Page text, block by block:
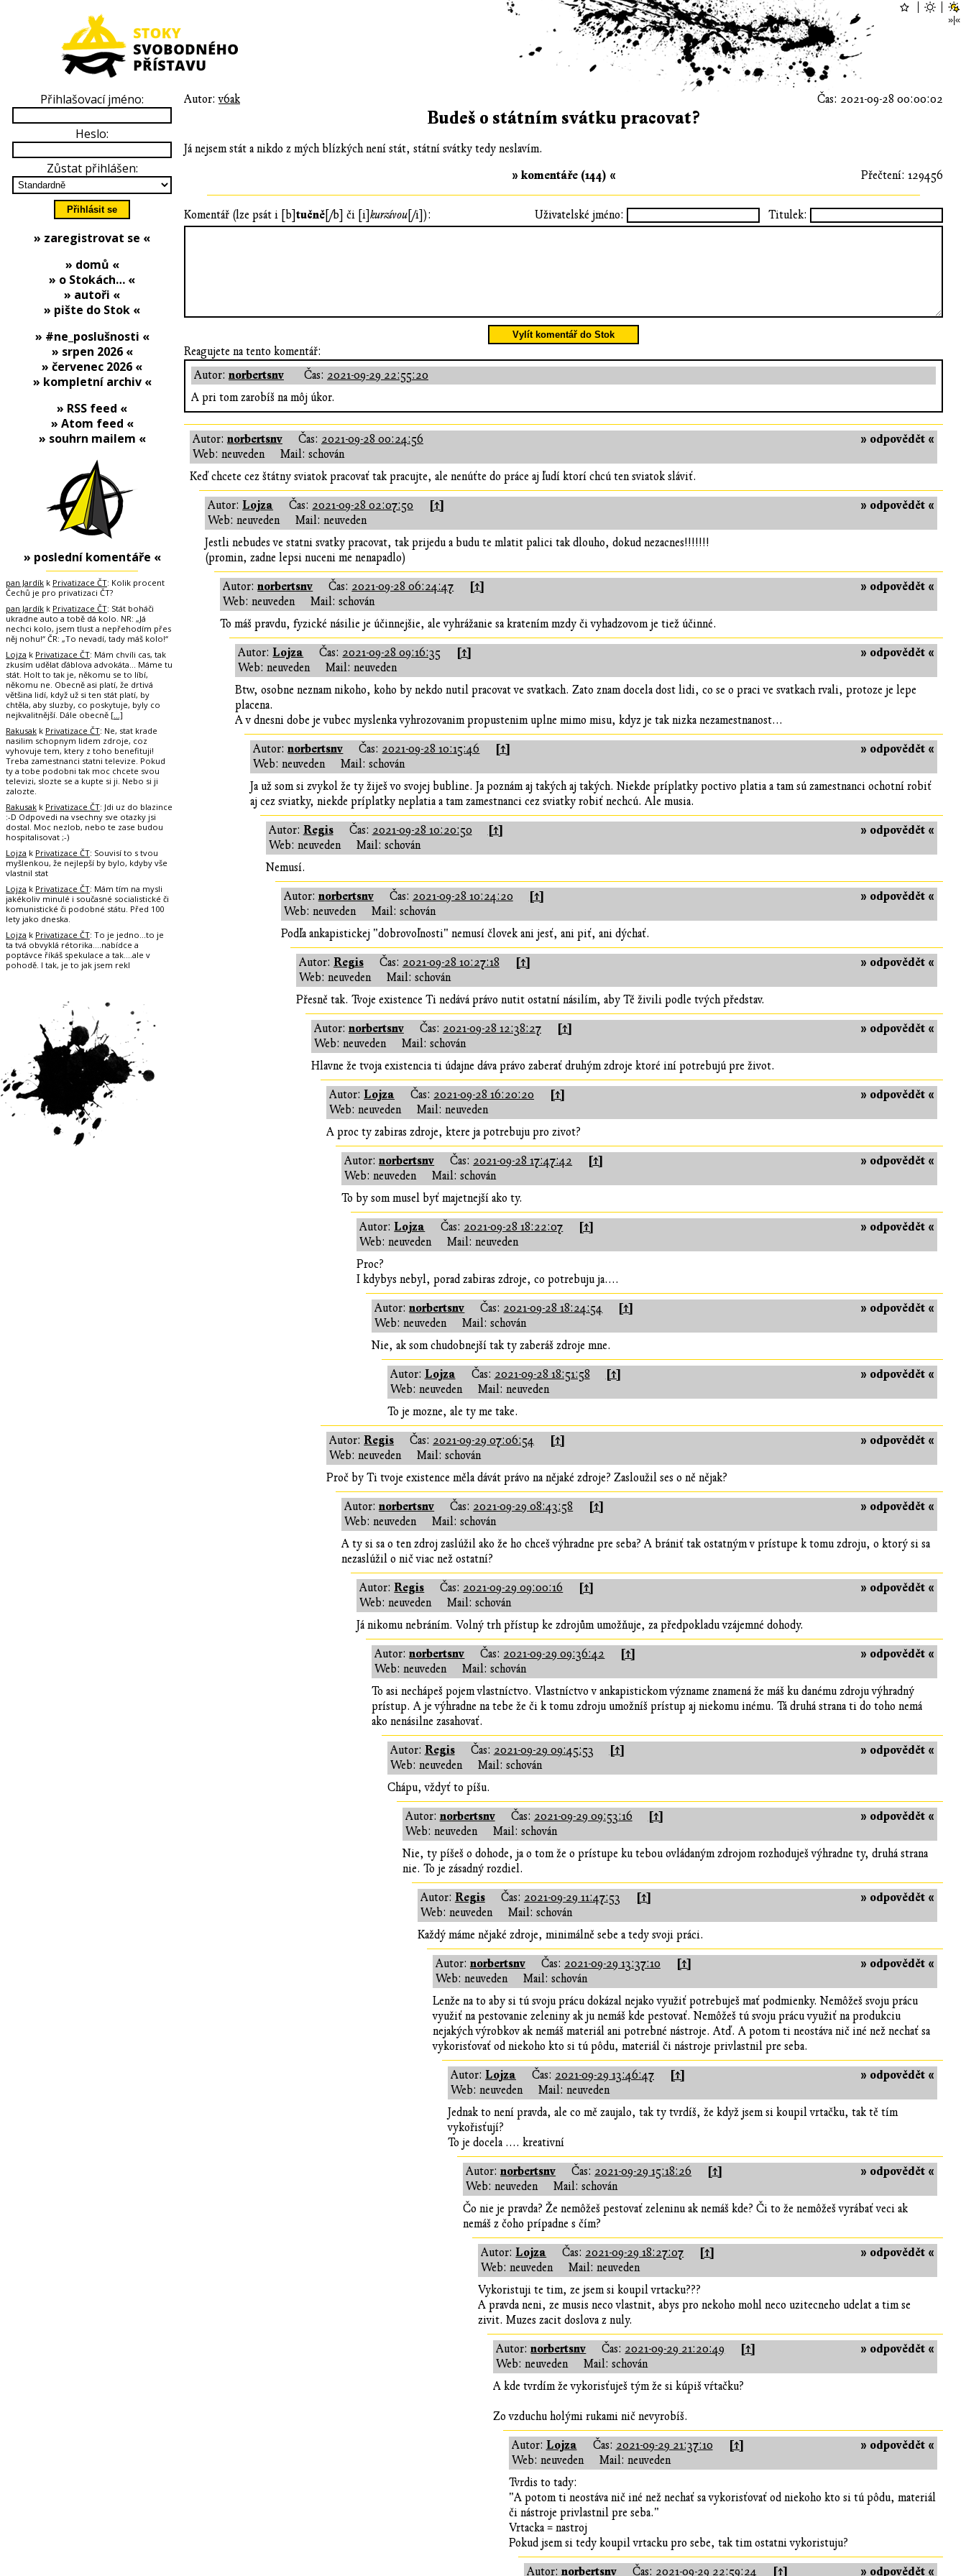
Autor:v6ak Čas: 2021-09-28 00:00:02
Budeš o státním svátku pracovat?
Já nejsem stát a nikdo z mých blízkých není stát, státní svátky tedy neslavím.
Přečtení: 129456
» komentáře (144) «
Uživatelské jméno: Titulek:
Komentář (lze psát i [b] tučně [/b] či [i] kurzívou [/i]):
Vylít komentář do Stok
Reagujete na tento komentář:
Autor:norbertsnv Čas: 2021-09-29 22:55:20
A pri tom zarobíš na môj úkor.
» odpovědět «
Autor:norbertsnv Čas: 2021-09-28 00:24:56
Web: neuveden
Mail: schován
Keď chcete cez štátny sviatok pracovať tak pracujte, ale nenúťte do práce aj ľudí ktorí chcú ten sviatok sláviť.
» odpovědět «
Autor:Lojza Čas: 2021-09-28 02:07:50 [↑]
Web: neuveden
Mail: neuveden
Jestli nebudes ve statni svatky pracovat, tak prijedu a budu te mlatit palici tak dlouho, dokud nezacnes!!!!!!!
(promin, zadne lepsi nuceni me nenapadlo)
» odpovědět «
Autor:norbertsnv Čas: 2021-09-28 06:24:47 [↑]
Web: neuveden
Mail: schován
To máš pravdu, fyzické násilie je účinnejšie, ale vyhrážanie sa kratením mzdy či vyhadzovom je tiež účinné.
» odpovědět «
Autor:Lojza Čas: 2021-09-28 09:16:35 [↑]
Web: neuveden
Mail: neuveden
Btw, osobne neznam nikoho, koho by nekdo nutil pracovat ve svatkach. Zato znam docela dost lidi, co se o praci ve svatkach rvali, protoze je lepe
placena.
A v dnesni dobe je vubec myslenka vyhrozovanim propustenim uplne mimo misu, kdyz je tak nizka nezamestnanost...
» odpovědět «
Autor:norbertsnv Čas: 2021-09-28 10:15:46 [↑]
Web: neuveden
Mail: schován
Ja už som si zvykol že ty žiješ vo svojej bubline. Ja poznám aj takých aj takých. Niekde príplatky poctivo platia a tam sú zamestnanci ochotní robiť
aj cez sviatky, niekde príplatky neplatia a tam zamestnanci cez sviatky robiť nechcú. Ale musia.
» odpovědět «
Autor: Regis Čas: 2021-09-28 10:20:50 [↑]
Web: neuveden
Mail: schován
Nemusí.
» odpovědět «
Autor:norbertsnv Čas: 2021-09-28 10:24:20 [↑]
Web: neuveden
Mail: schován
Podľa ankapistickej "dobrovoľnosti" nemusí človek ani jesť, ani piť, ani dýchať.
» odpovědět «
Autor: Regis Čas: 2021-09-28 10:27:18 [↑]
Web: neuveden
Mail: schován
Přesně tak. Tvoje existence Ti nedává právo nutit ostatní násilím, aby Tě živili podle tvých představ.
» odpovědět «
Autor:norbertsnv Čas: 2021-09-28 12:38:27 [↑]
Web: neuveden
Mail: schován
Hlavne že tvoja existencia ti údajne dáva právo zaberať druhým zdroje ktoré iní potrebujú pre život.
» odpovědět «
Autor:Lojza Čas: 2021-09-28 16:20:20 [↑]
Web: neuveden
Mail: neuveden
A proc ty zabiras zdroje, ktere ja potrebuju pro zivot?
» odpovědět «
Autor:norbertsnv Čas: 2021-09-28 17:47:42 [↑]
Web: neuveden
Mail: schován
To by som musel byť majetnejší ako ty.
» odpovědět «
Autor:Lojza Čas: 2021-09-28 18:22:07 [↑]
Web: neuveden
Mail: neuveden
Proc?
I kdybys nebyl, porad zabiras zdroje, co potrebuju ja....
» odpovědět «
Autor:norbertsnv Čas: 2021-09-28 18:24:54 [↑]
Web: neuveden
Mail: schován
Nie, ak som chudobnejší tak ty zaberáš zdroje mne.
» odpovědět «
Autor: Lojza Čas: 2021-09-28 18:51:58 [↑]
Web: neuveden
Mail: neuveden
To je mozne, ale ty me take.
» odpovědět «
Autor:Regis Čas: 2021-09-29 07:06:54 [↑]
Web: neuveden
Mail: schován
Proč by Ti tvoje existence měla dávát právo na nějaké zdroje? Zasloužil ses o ně nějak?
» odpovědět «
Autor:norbertsnv Čas: 2021-09-29 08:43:58 [↑]
Web: neuveden
Mail: schován
A ty si sa o ten zdroj zaslúžil ako že ho chceš výhradne pre seba? A brániť tak ostatným v prístupe k tomu zdroju, o ktorý si sa
nezaslúžil o nič viac než ostatní?
» odpovědět «
Autor:Regis Čas: 2021-09-29 09:00:16 [↑]
Web: neuveden
Mail: schován
Já nikomu nebráním. Volný trh přístup ke zdrojům umožňuje, za předpokladu vzájemné dohody.
» odpovědět «
Autor:norbertsnv Čas: 2021-09-29 09:36:42 [↑]
Web: neuveden
Mail: schován
To asi nechápeš pojem vlastníctvo. Vlastníctvo v ankapistickom význame znamená že máš ku danému zdroju výhradný
prístup. A je výhradne na tebe že či k tomu zdroju umožníš prístup aj niekomu inému. Tá druhá strana ti do toho nemá
ako nenásilne zasahovať.
» odpovědět «
Autor: Regis Čas: 2021-09-29 09:45:53 [↑]
Web: neuveden
Mail: schován
Chápu, vždyť to píšu.
» odpovědět «
Autor:norbertsnv Čas: 2021-09-29 09:53:16 [↑]
Web: neuveden
Mail: schován
Nie, ty píšeš o dohode, ja o tom že o prístupe ku tebou ovládaným zdrojom rozhoduješ výhradne ty, druhá strana
nie. To je zásadný rozdiel.
» odpovědět «
Autor: Regis Čas: 2021-09-29 11:47:53 [↑]
Web: neuveden
Mail: schován
Každý máme nějaké zdroje, minimálně sebe a tedy svoji práci.
» odpovědět «
Autor:norbertsnv Čas: 2021-09-29 13:37:10 [↑]
Web: neuveden
Mail: schován
Lenže na to aby si tú svoju prácu dokázal nejako využiť potrebuješ mať podmienky. Nemôžeš svoju prácu
využiť na pestovanie zeleniny ak ju nemáš kde pestovať. Nemôžeš tú svoju prácu využiť na produkciu
nejakých výrobkov ak nemáš materiál ani potrebné nástroje. Atď. A potom ti neostáva nič iné než nechať sa
vykorisťovať od niekoho kto si tú pôdu, materiál či nástroje privlastnil pre seba.
» odpovědět «
Autor:Lojza Čas: 2021-09-29 13:46:47 [↑]
Web: neuveden
Mail: neuveden
Jednak to není pravda, ale co mě zaujalo, tak ty tvrdíš, že když jsem si koupil vrtačku, tak tě tím
vykořisťují?
To je docela .... kreativní
» odpovědět «
Autor:norbertsnv Čas: 2021-09-29 15:18:26 [↑]
Web: neuveden
Mail: schován
Čo nie je pravda? Že nemôžeš pestovať zeleninu ak nemáš kde? Či to že nemôžeš vyrábať veci ak
nemáš z čoho prípadne s čím?
» odpovědět «
Autor:Lojza Čas: 2021-09-29 18:27:07 [↑]
Web: neuveden
Mail: neuveden
Vykoristuji te tim, ze jsem si koupil vrtacku???
A pravda neni, ze musis neco vlastnit, abys pro nekoho mohl neco uzitecneho udelat a tim se
zivit. Muzes zacit doslova z nuly.
» odpovědět «
Autor:norbertsnv Čas: 2021-09-29 21:20:49 [↑]
Web: neuveden
Mail: schován
A kde tvrdím že vykorisťuješ tým že si kúpiš vŕtačku?
Zo vzduchu holými rukami nič nevyrobíš.
» odpovědět «
Autor: Lojza Čas: 2021-09-29 21:37:10 [↑]
Web: neuveden
Mail: neuveden
Tvrdis to tady:
"A potom ti neostáva nič iné než nechať sa vykorisťovať od niekoho kto si tú pôdu, materiál
či nástroje privlastnil pre seba."
Vrtacka = nastroj
Pokud jsem si tedy koupil vrtacku pro sebe, tak tim ostatni vykoristuju?
» odpovědět «
Autor:norbertsnv Čas: 2021-09-29 22:59:24 [↑]
Přihlašovací jméno:
Heslo:
Zůstat přihlášen:
» zaregistrovat se «
» domů «
» o Stokách… «
» autoři «
» pište do Stok «
» #ne_poslušnosti «
» srpen 2026 «
» červenec 2026 «
» kompletní archiv «
» RSS feed «
» Atom feed «
» souhrn mailem «
» poslední komentáře «
pan Jardík k Privatizace ČT: Kolik procent
Čechů je pro privatizaci ČT?
pan Jardík k Privatizace ČT: Stát boháči
ukradne auto a tobě dá kolo. NR: „Já
nechci kolo, jsem tlust a nepřehodím přes
něj nohu!“ ČR: „To nevadí, tady máš kolo!“
Lojza k Privatizace ČT: Mám chvíli cas, tak
zkusím udělat ďáblova advokáta... Máme tu
stát. Holt to tak je, někomu se to líbí,
někomu ne. Obecně asi platí, že drtivá
většina lidí, když už si ten stát platí, by
chtěla, aby sluzby, co poskytuje, byly co
nejkvalitnější. Dále obecně […]
Rakusak k Privatizace ČT: Ne, stat krade
nasilim schopnym lidem zdroje, coz
vyhovuje tem, ktery z toho benefituji!
Treba zamestnanci statni televize. Pokud
ty a tobe podobni tak moc chcete svou
televizi, slozte se a kupte si ji. Nebo si ji
zalozte.
Rakusak k Privatizace ČT: Jdi uz do blazince
:-D Odpovedi na vsechny sve otazky jsi
dostal. Moc nezlob, nebo te zase budou
hospitalisovat ;-)
Lojza k Privatizace ČT: Souvisí to s tvou
myšlenkou, že nejlepší by bylo, kdyby vše
vlastnil stat
Lojza k Privatizace ČT: Mám tím na mysli
jakékoliv minulé i současné socialistické či
komunistické či podobné státu. Před 100
lety jako dneska.
Lojza k Privatizace ČT: To je jedno...to je
ta tvá obvyklá rétorika....nabídce a
poptávce říkáš spekulace a tak....ale v
pohodě. I tak, je to jak jsem rekl